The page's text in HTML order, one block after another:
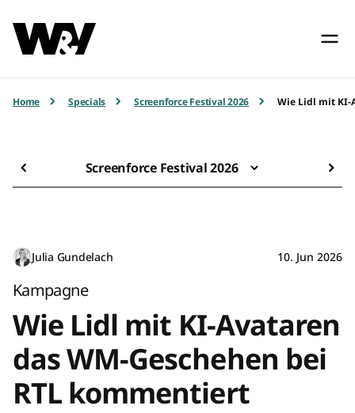
Home Specials Screenforce Festival 2026 Wie Lidl mit KI-
Screenforce Festival 2026
Julia Gundelach 10. Jun 2026
Kampagne
Wie Lidl mit KI-Avataren
das WM-Geschehen bei
RTL kommentiert